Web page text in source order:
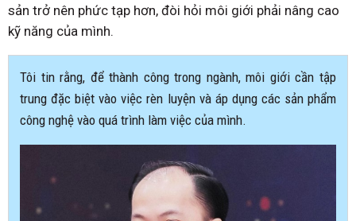
sản trở nên phức tạp hơn, đòi hỏi môi giới phải nâng cao
kỹ năng của mình.
Tôi tin rằng, để thành công trong ngành, môi giới cần tập
trung đặc biệt vào việc rèn luyện và áp dụng các sản phẩm
công nghệ vào quá trình làm việc của mình.